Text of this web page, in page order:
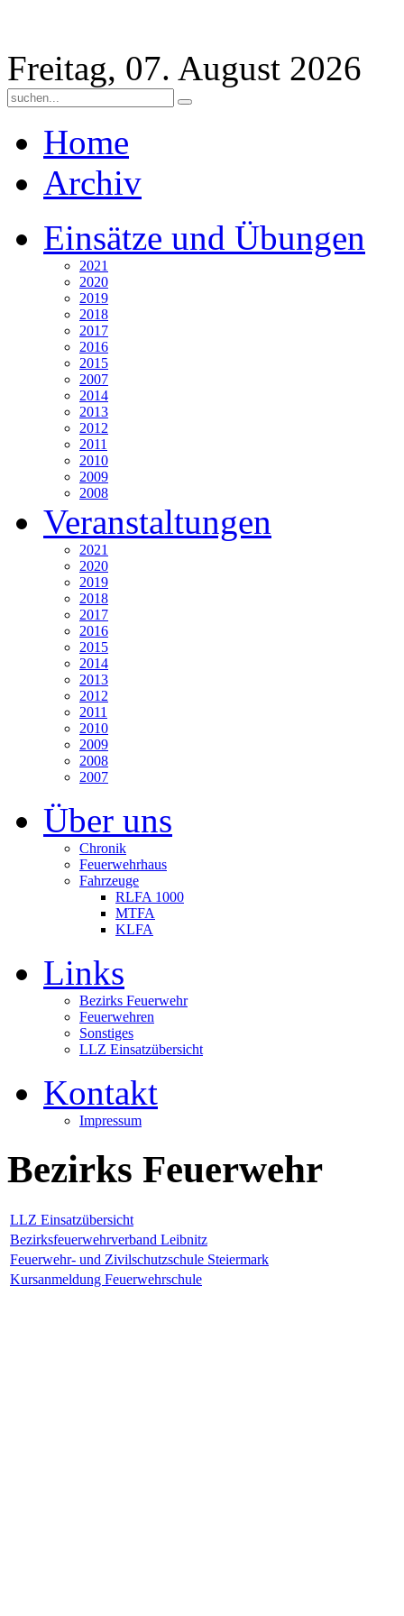
Freitag, 07. August 2026
Home
Archiv
Einsätze und Übungen
2021
2020
2019
2018
2017
2016
2015
2007
2014
2013
2012
2011
2010
2009
2008
Veranstaltungen
2021
2020
2019
2018
2017
2016
2015
2014
2013
2012
2011
2010
2009
2008
2007
Über uns
Chronik
Feuerwehrhaus
Fahrzeuge
RLFA 1000
MTFA
KLFA
Links
Bezirks Feuerwehr
Feuerwehren
Sonstiges
LLZ Einsatzübersicht
Kontakt
Impressum
Bezirks Feuerwehr
LLZ Einsatzübersicht
Bezirksfeuerwehrverband Leibnitz
Feuerwehr- und Zivilschutzschule Steiermark
Kursanmeldung Feuerwehrschule